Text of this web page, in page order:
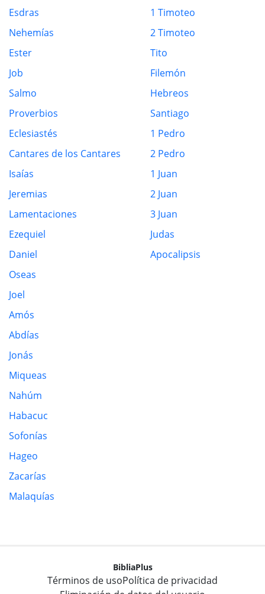
Esdras
Nehemías
Ester
Job
Salmo
Proverbios
Eclesiastés
Cantares de los Cantares
Isaías
Jeremias
Lamentaciones
Ezequiel
Daniel
Oseas
Joel
Amós
Abdías
Jonás
Miqueas
Nahúm
Habacuc
Sofonías
Hageo
Zacarías
Malaquías
1 Timoteo
2 Timoteo
Tito
Filemón
Hebreos
Santiago
1 Pedro
2 Pedro
1 Juan
2 Juan
3 Juan
Judas
Apocalipsis
BibliaPlus
Términos de usoPolítica de privacidad